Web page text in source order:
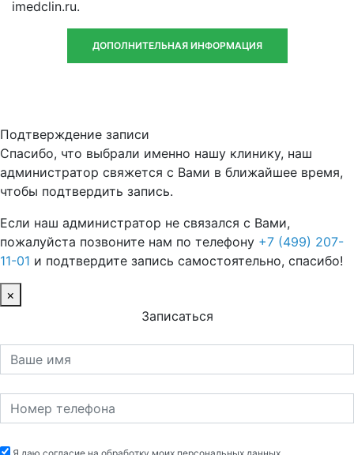
imedclin.ru.
ДОПОЛНИТЕЛЬНАЯ ИНФОРМАЦИЯ
Подтверждение записи
Спасибо, что выбрали именно нашу клинику, наш
администратор свяжется с Вами в ближайшее время,
чтобы подтвердить запись.
Если наш администратор не связался с Вами,
пожалуйста позвоните нам по телефону +7 (499) 207-
11-01 и подтвердите запись самостоятельно, спасибо!
×
Записаться